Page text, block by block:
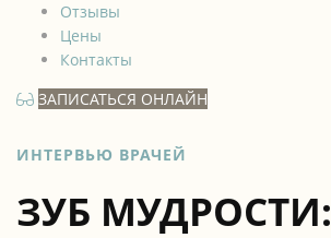
Отзывы
Цены
Контакты
ЗАПИСАТЬСЯ ОНЛАЙН
ИНТЕРВЬЮ ВРАЧЕЙ
ЗУБ МУДРОСТИ: